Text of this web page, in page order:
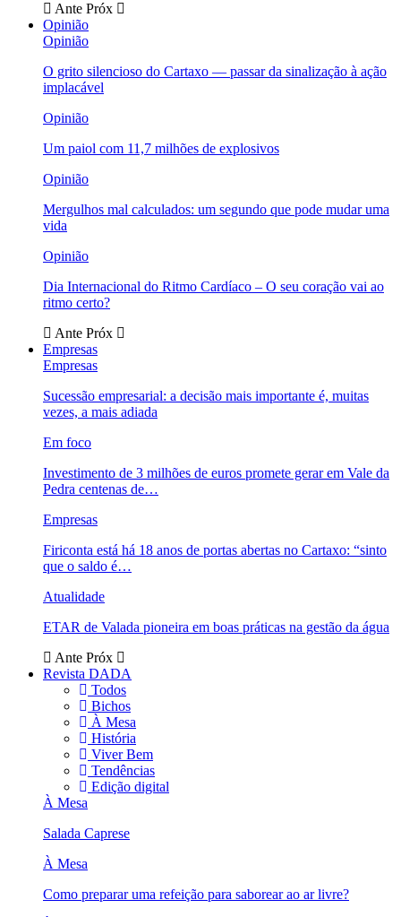
Ante Próx
Opinião
Opinião
O grito silencioso do Cartaxo — passar da sinalização à ação
implacável
Opinião
Um paiol com 11,7 milhões de explosivos
Opinião
Mergulhos mal calculados: um segundo que pode mudar uma
vida
Opinião
Dia Internacional do Ritmo Cardíaco – O seu coração vai ao
ritmo certo?
Ante Próx
Empresas
Empresas
Sucessão empresarial: a decisão mais importante é, muitas
vezes, a mais adiada
Em foco
Investimento de 3 milhões de euros promete gerar em Vale da
Pedra centenas de…
Empresas
Firiconta está há 18 anos de portas abertas no Cartaxo: “sinto
que o saldo é…
Atualidade
ETAR de Valada pioneira em boas práticas na gestão da água
Ante Próx
Revista DADA
Todos
Bichos
À Mesa
História
Viver Bem
Tendências
Edição digital
À Mesa
Salada Caprese
À Mesa
Como preparar uma refeição para saborear ao ar livre?